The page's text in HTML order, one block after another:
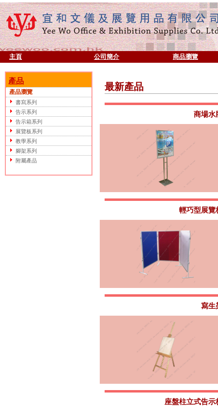
主頁 公司簡介 商品瀏覽
產品
產品瀏覽
書寫系列
告示系列
告示箱系列
展覽板系列
教學系列
腳架系列
附屬產品
最新產品
商場水
輕巧型展覽
寫生
座盤柱立式告示